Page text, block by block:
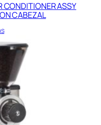
ASSY
CABEZAL